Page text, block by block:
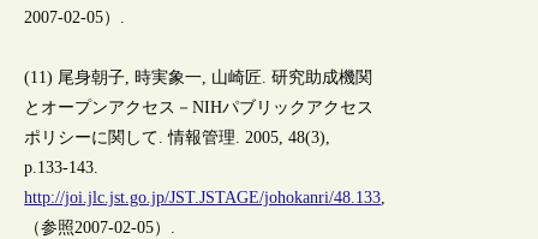
2007-02-05）.
(11) 尾身朝子, 時実象一, 山崎匠. 研究助成機関
とオープンアクセス－NIHパブリックアクセス
ポリシーに関して. 情報管理. 2005, 48(3),
p.133-143.
http://joi.jlc.jst.go.jp/JST.JSTAGE/johokanri/48.133,
（参照2007-02-05）.